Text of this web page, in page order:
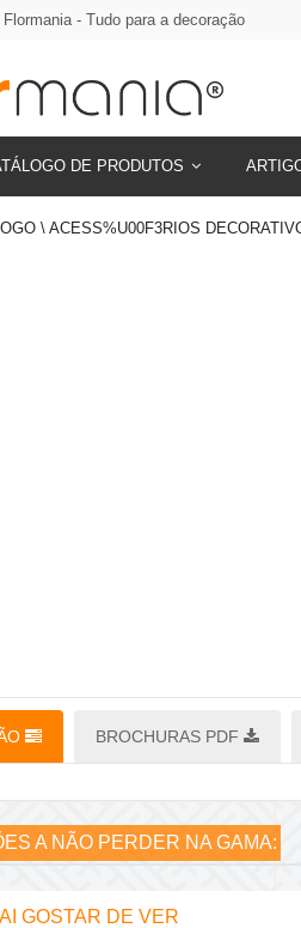
- Tudo para a decoração
DE PRODUTOS
\ ACESS%U00F3RIOS
BROCHURAS PDF
A NÃO PERDER NA GAMA:
GOSTAR DE VER